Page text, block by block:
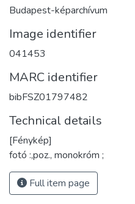
Budapest-képarchívum
Image identifier
041453
MARC identifier
bibFSZ01797482
Technical details
[Fénykép]
fotó :,poz., monokróm ;
Full item page